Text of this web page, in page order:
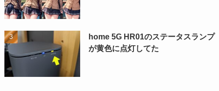
home 5G HR01のステータスランプ
が黄色に点灯してた